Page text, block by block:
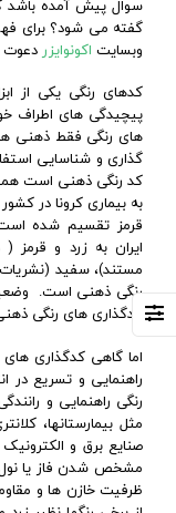
گفته می شود؟ برای
وبسایت اکونوایزر
کدهای رنگی یکی از
پیچیدگی های اطراف
های رنگی فقط ذهنی
گذاری و شناسایی
کد رنگی ذهنی است
به بیماری کرونا در
قرمز تقسیم شده
ایران به زرد و
مستند)، سفید
رنگی ذهنی است.
کدگذاری های رنگی
اما گاهی کدگذاری
راهنمایی و تسریع در
رنگی راهنمایی و
مثل بیمارستانها،
صنایع برق و
مشخص شدن فاز یا
ظرفیت خازن ها و